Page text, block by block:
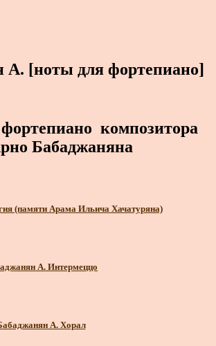
А. [ноты для фортепиано]
композитора
Бабаджаняна
(памяти Арама Ильича Хачатуряна)
А. Интермеццо
А. Хорал